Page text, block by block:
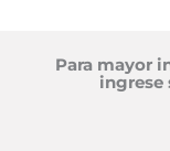
Para mayor
ingrese